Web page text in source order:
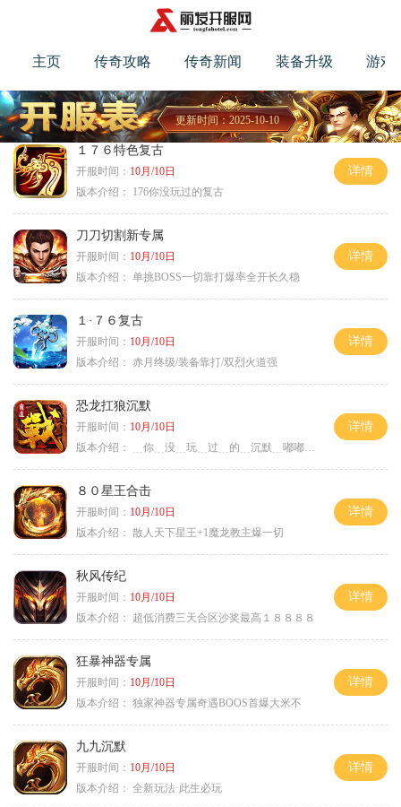
主页 传奇攻略 传奇新闻 装备升级 游戏
更新时间：2025-10-10
１７６特色复古
开服时间： 10月/10日
版本介绍：
176你没玩过的复古
详情
刀刀切割新专属
开服时间： 10月/10日
版本介绍： 单挑BOSS一切靠打爆率全开长久稳
详情
１·７６复古
开服时间： 10月/10日
版本介绍： 赤月终级/装备靠打/双烈火道强
详情
恐龙扛狼沉默
开服时间： 10月/10日
版本介绍：
﹍你﹍没﹍玩﹍过﹍的﹍沉默﹍嘟嘟﹍武易﹍
详情
８０星王合击
开服时间： 10月/10日
版本介绍： 散人天下星王+1魔龙教主爆一切
详情
秋风传纪
开服时间： 10月/10日
版本介绍：
超低消费三天合区沙奖最高１８８８８
详情
狂暴神器专属
开服时间： 10月/10日
版本介绍： 独家神器专属奇遇BOOS首爆大米不
详情
九九沉默
开服时间： 10月/10日
版本介绍： 全新玩法·此生必玩
详情